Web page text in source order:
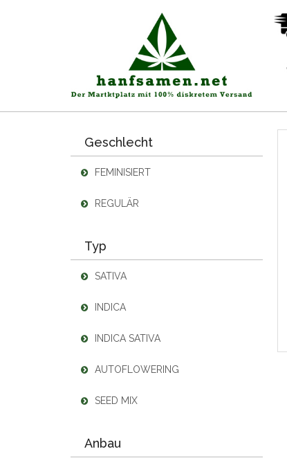
Geschlecht
FEMINISIERT
REGULÄR
Typ
SATIVA
INDICA
INDICA SATIVA
AUTOFLOWERING
SEED MIX
Anbau